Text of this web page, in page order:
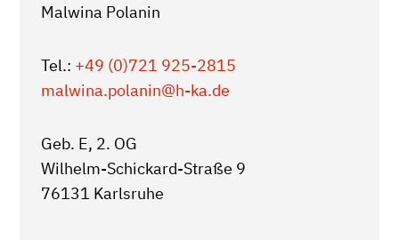
Malwina Polanin
Tel.: +49 (0)721 925-2815
malwina.polanin@h-ka.de
Geb. E, 2. OG
Wilhelm-Schickard-Straße 9
76131 Karlsruhe